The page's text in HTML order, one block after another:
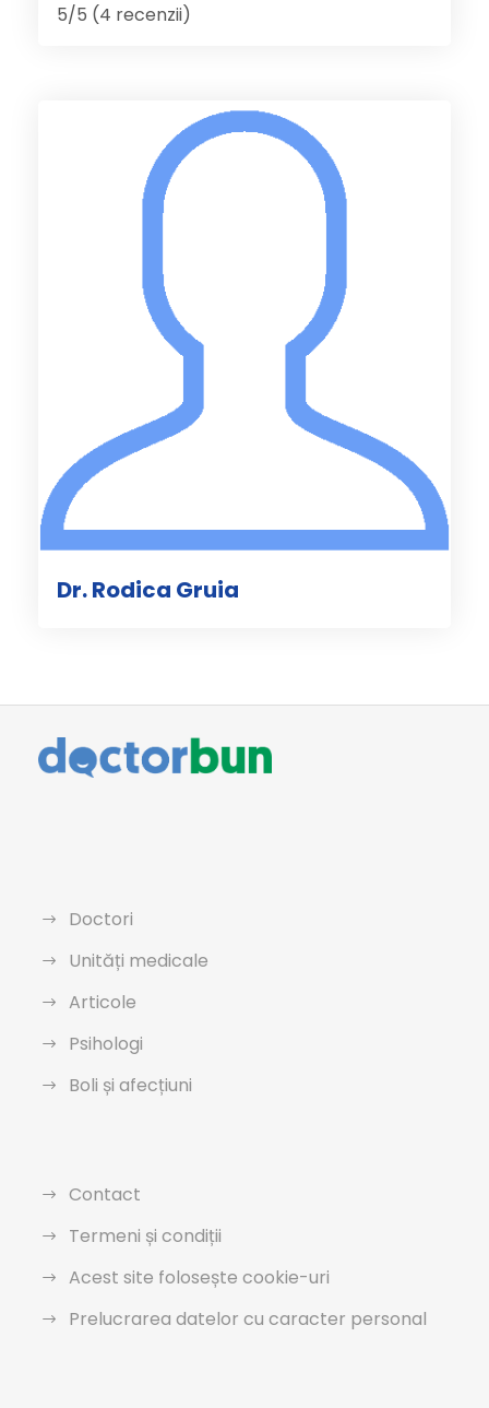
5/5 (4 recenzii)
Dr. Rodica Gruia
Doctori
Unități medicale
Articole
Psihologi
Boli și afecțiuni
Contact
Termeni și condiții
Acest site folosește cookie-uri
Prelucrarea datelor cu caracter personal